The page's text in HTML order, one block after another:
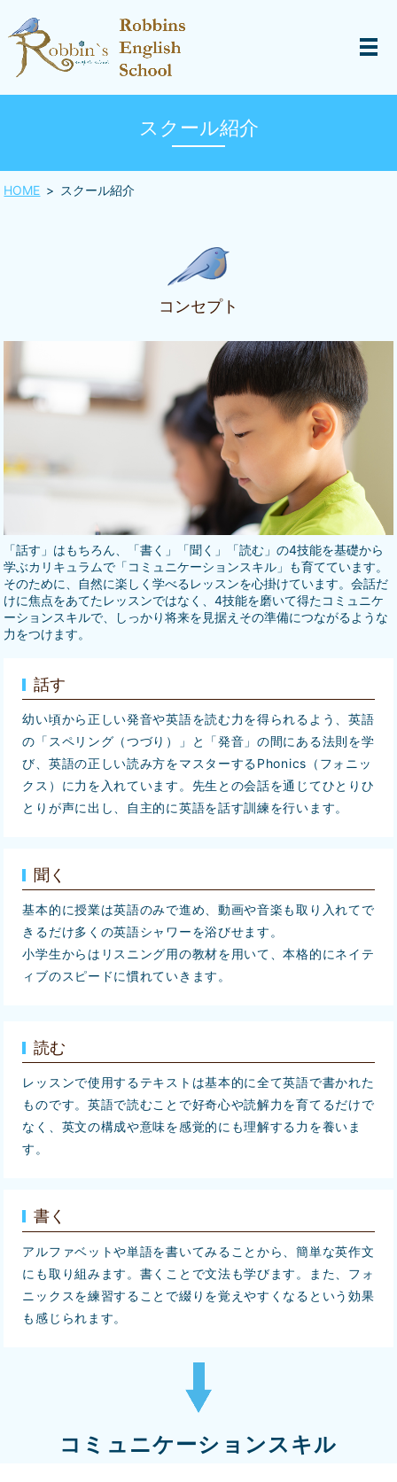
スクール紹介
HOME スクール紹介
コンセプト
「話す」はもちろん、「書く」「聞く」「読む」の4技能を基礎から
学ぶカリキュラムで「コミュニケーションスキル」も育てています。
そのために、自然に楽しく学べるレッスンを心掛けています。会話だ
けに焦点をあてたレッスンではなく、4技能を磨いて得たコミュニケ
ーションスキルで、しっかり将来を見据えその準備につながるような
力をつけます。
話す
幼い頃から正しい発音や英語を読む力を得られるよう、英語
の「スペリング（つづり）」と「発音」の間にある法則を学
び、英語の正しい読み方をマスターするPhonics（フォニッ
クス）に力を入れています。先生との会話を通じてひとりひ
とりが声に出し、自主的に英語を話す訓練を行います。
聞く
基本的に授業は英語のみで進め、動画や音楽も取り入れてで
きるだけ多くの英語シャワーを浴びせます。
小学生からはリスニング用の教材を用いて、本格的にネイテ
ィブのスピードに慣れていきます。
読む
レッスンで使用するテキストは基本的に全て英語で書かれた
ものです。英語で読むことで好奇心や読解力を育てるだけで
なく、英文の構成や意味を感覚的にも理解する力を養いま
す。
書く
アルファベットや単語を書いてみることから、簡単な英作文
にも取り組みます。書くことで文法も学びます。また、フォ
ニックスを練習することで綴りを覚えやすくなるという効果
も感じられます。
コミュニケーションスキル